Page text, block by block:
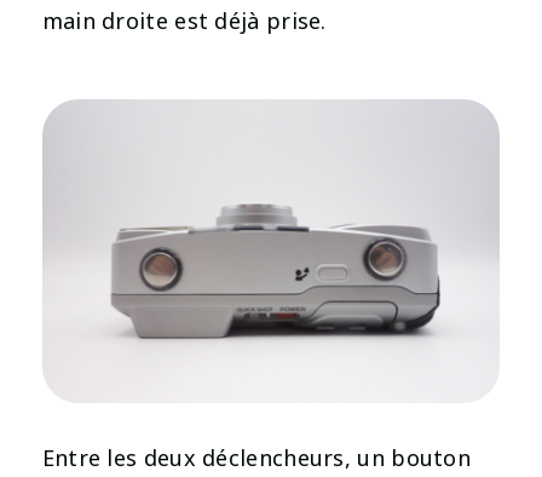
main droite est déjà prise.
Entre les deux déclencheurs, un bouton